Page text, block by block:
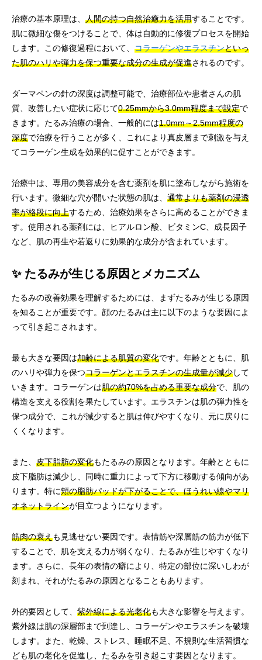
治療の基本原理は、 人間の持つ自然治癒力を活用することです。
肌に微細な傷をつけることで、体は自動的に修復プロセスを開始
します。この修復過程において、 コラーゲンやエラスチンといっ
た肌のハリや弾力を保つ重要な成分の生成が促進されるのです。
ダーマペンの針の深度は調整可能で、治療部位や患者さんの肌
質、改善したい症状に応じて0.25mmから3.0mm程度まで設定で
きます。たるみ治療の場合、一般的には1.0mm～2.5mm程度の
深度で治療を行うことが多く、これにより真皮層まで刺激を与え
てコラーゲン生成を効果的に促すことができます。
治療中は、専用の美容成分を含む薬剤を肌に塗布しながら施術を
行います。微細な穴が開いた状態の肌は、 通常よりも薬剤の浸透
率が格段に向上するため、治療効果をさらに高めることができま
す。使用される薬剤には、ヒアルロン酸、ビタミンC、成長因子
など、肌の再生や若返りに効果的な成分が含まれています。
✨ たるみが生じる原因とメカニズム
たるみの改善効果を理解するためには、まずたるみが生じる原因
を知ることが重要です。顔のたるみは主に以下のような要因によ
って引き起こされます。
最も大きな要因は加齢による肌質の変化です。年齢とともに、肌
のハリや弾力を保つコラーゲンとエラスチンの生成量が減少して
いきます。コラーゲンは肌の約70%を占める重要な成分で、肌の
構造を支える役割を果たしています。エラスチンは肌の弾力性を
保つ成分で、これが減少すると肌は伸びやすくなり、元に戻りに
くくなります。
また、 皮下脂肪の変化もたるみの原因となります。年齢とともに
皮下脂肪は減少し、同時に重力によって下方に移動する傾向があ
ります。特に頬の脂肪パッドが下がることで、ほうれい線やマリ
オネットラインが目立つようになります。
筋肉の衰えも見逃せない要因です。表情筋や深層筋の筋力が低下
することで、肌を支える力が弱くなり、たるみが生じやすくなり
ます。さらに、長年の表情の癖により、特定の部位に深いしわが
刻まれ、それがたるみの原因となることもあります。
外的要因として、 紫外線による光老化も大きな影響を与えます。
紫外線は肌の深層部まで到達し、コラーゲンやエラスチンを破壊
します。また、乾燥、ストレス、睡眠不足、不規則な生活習慣な
ども肌の老化を促進し、たるみを引き起こす要因となります。